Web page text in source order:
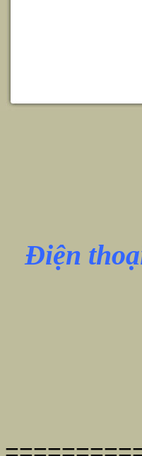
Điện